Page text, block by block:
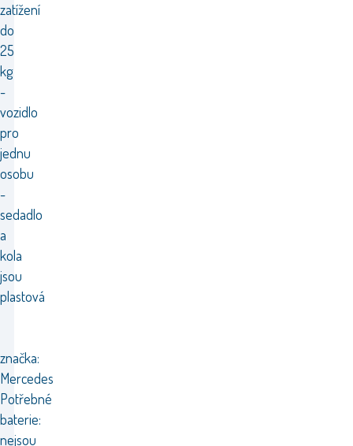
zatížení
do
25
kg
-
vozidlo
pro
jednu
osobu
-
sedadlo
a
kola
jsou
plastová
značka:
Mercedes
Potřebné
baterie:
nejsou